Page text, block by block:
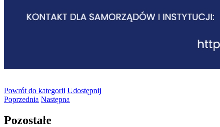
Powrót do kategorii Udostępnij
Poprzednia Następna
Pozostałe